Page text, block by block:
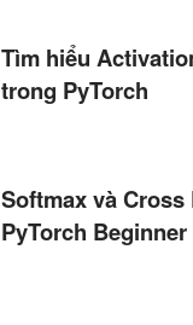
Tìm hiểu
trong PyTorch
Softmax và
PyTorch Beginner